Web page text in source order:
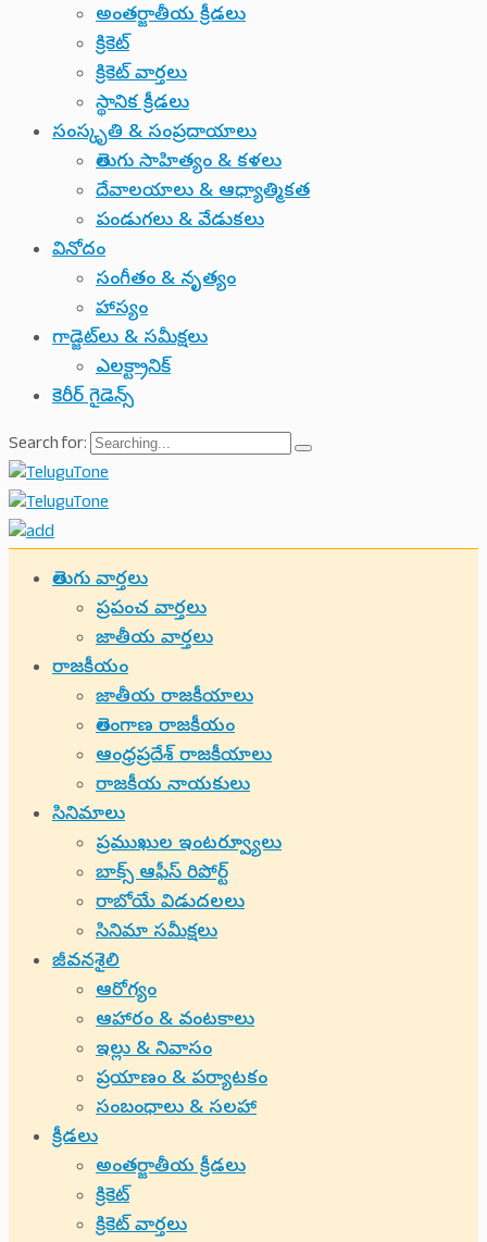
అంతర్జాతీయ క్రీడలు
క్రికెట్
క్రికెట్ వార్తలు
స్థానిక క్రీడలు
సంస్కృతి & సంప్రదాయాలు
తెలుగు సాహిత్యం & కళలు
దేవాలయాలు & ఆధ్యాత్మికత
పండుగలు & వేడుకలు
వినోదం
సంగీతం & నృత్యం
హాస్యం
గాడ్జెట్‌లు & సమీక్షలు
ఎలక్ట్రానిక్
కెరీర్ గైడెన్స్
Search for:
తెలుగు వార్తలు
ప్రపంచ వార్తలు
జాతీయ వార్తలు
రాజకీయం
జాతీయ రాజకీయాలు
తెలంగాణ రాజకీయం
ఆంధ్రప్రదేశ్ రాజకీయాలు
రాజకీయ నాయకులు
సినిమాలు
ప్రముఖుల ఇంటర్వ్యూలు
బాక్స్ ఆఫీస్ రిపోర్ట్
రాబోయే విడుదలలు
సినిమా సమీక్షలు
జీవనశైలి
ఆరోగ్యం
ఆహారం & వంటకాలు
ఇల్లు & నివాసం
ప్రయాణం & పర్యాటకం
సంబంధాలు & సలహా
క్రీడలు
అంతర్జాతీయ క్రీడలు
క్రికెట్
క్రికెట్ వార్తలు